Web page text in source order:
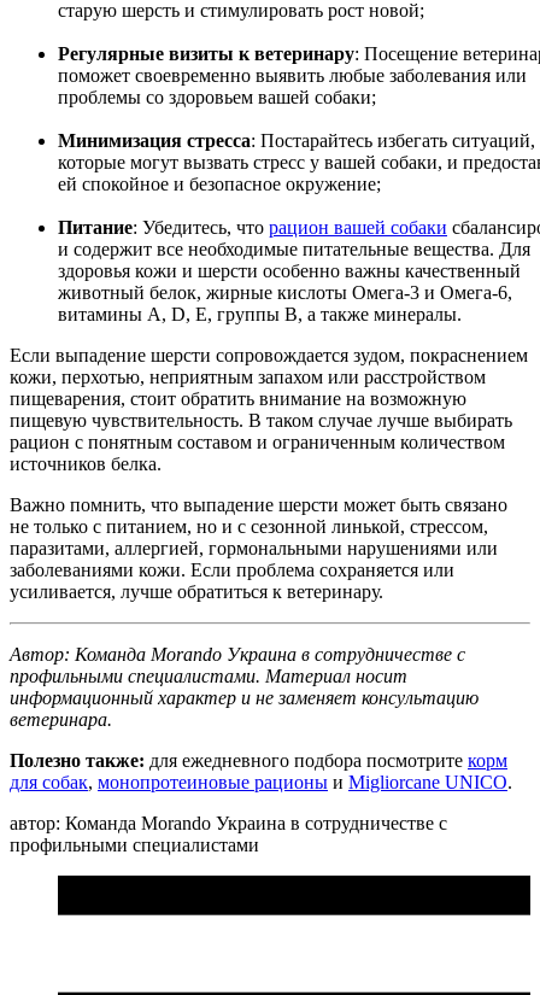
старую шерсть и стимулировать рост новой;
Регулярные визиты к ветеринару: Посещение
поможет своевременно выявить любые заболевания или
проблемы со здоровьем вашей собаки;
Минимизация стресса: Постарайтесь избегать ситуаций,
которые могут вызвать стресс у вашей собаки, и
ей спокойное и безопасное окружение;
Питание: Убедитесь, что рацион вашей собаки
и содержит все необходимые питательные вещества. Для
здоровья кожи и шерсти особенно важны качественный
животный белок, жирные кислоты Омега-3 и Омега-6,
витамины A, D, E, группы B, а также минералы.
Если выпадение шерсти сопровождается зудом, покраснением
кожи, перхотью, неприятным запахом или расстройством
пищеварения, стоит обратить внимание на возможную
пищевую чувствительность. В таком случае лучше выбирать
рацион с понятным составом и ограниченным количеством
источников белка.
Важно помнить, что выпадение шерсти может быть связано
не только с питанием, но и с сезонной линькой, стрессом,
паразитами, аллергией, гормональными нарушениями или
заболеваниями кожи. Если проблема сохраняется или
усиливается, лучше обратиться к ветеринару.
Автор: Команда Morando Украина в сотрудничестве с
профильными специалистами. Материал носит
информационный характер и не заменяет консультацию
ветеринара.
Полезно также: для ежедневного подбора посмотрите корм
для собак, монопротеиновые рационы и Migliorcane UNICO.
автор: Команда Morando Украина в сотрудничестве с
профильными специалистами